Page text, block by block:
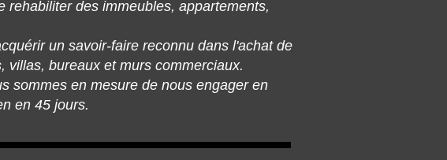
rehabiliter des immeubles, appartements,
un savoir-faire reconnu dans l'achat de
villas, bureaux et murs commerciaux.
sommes en mesure de nous engager en
en 45 jours.